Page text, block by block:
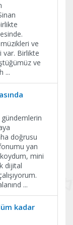
ve
var. Birlikte
ve
...
doğrusu
yan
mini
dijital
...
kadar